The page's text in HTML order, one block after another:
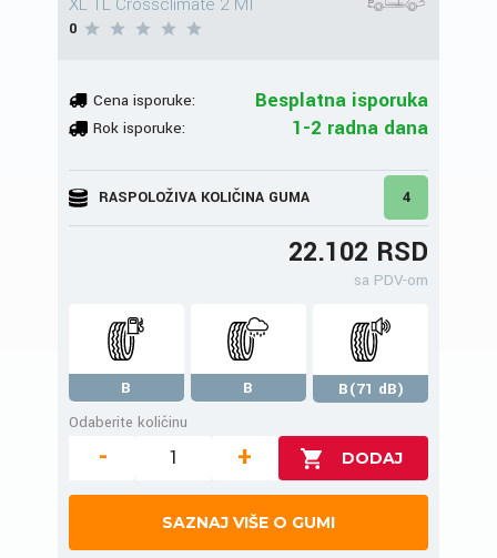
0
Cena isporuke: Besplatna isporuka
Rok isporuke: 1-2 radna dana
RASPOLOŽIVA KOLIČINA GUMA 4
22.102 RSD
sa PDV-om
B B
B(71 dB)
Odaberite količinu
- +
SAZNAJ VIŠE O GUMI